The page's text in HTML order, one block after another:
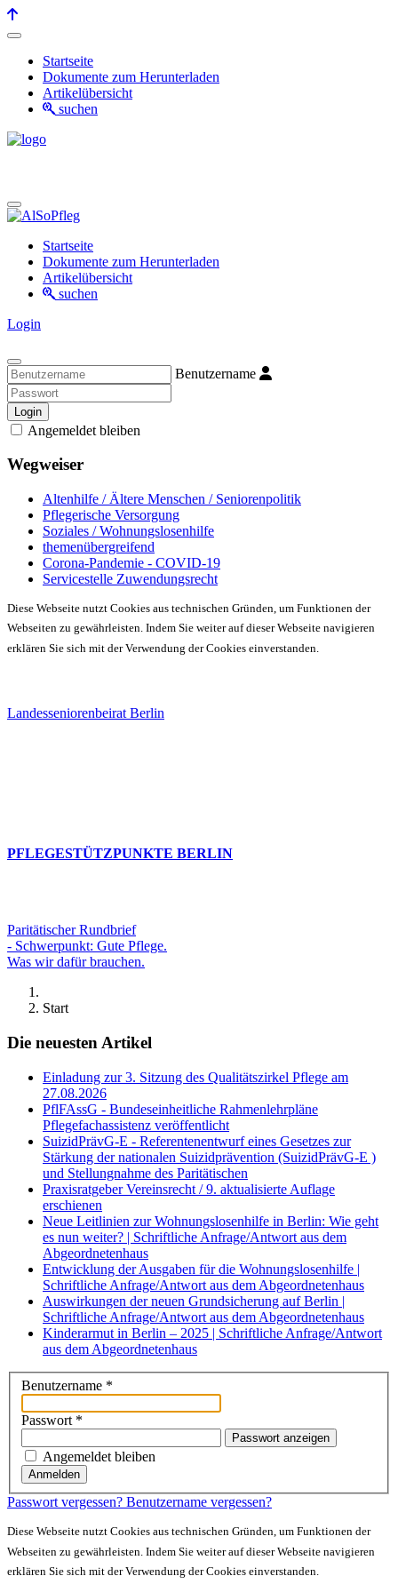
Startseite
Dokumente zum Herunterladen
Artikelübersicht
suchen
Startseite
Dokumente zum Herunterladen
Artikelübersicht
suchen
Login
Benutzername
Login
Angemeldet bleiben
Wegweiser
Altenhilfe / Ältere Menschen / Seniorenpolitik
Pflegerische Versorgung
Soziales / Wohnungslosenhilfe
themenübergreifend
Corona-Pandemie - COVID-19
Servicestelle Zuwendungsrecht
Diese Webseite nutzt Cookies aus technischen Gründen, um Funktionen der
Webseiten zu gewährleisten. Indem Sie weiter auf dieser Webseite navigieren
erklären Sie sich mit der Verwendung der Cookies einverstanden.
Landesseniorenbeirat Berlin
PFLEGESTÜTZPUNKTE BERLIN
Paritätischer Rundbrief
- Schwerpunkt: Gute Pflege.
Was wir dafür brauchen.
Start
Die neuesten Artikel
Einladung zur 3. Sitzung des Qualitätszirkel Pflege am
27.08.2026
PflFAssG - Bundeseinheitliche Rahmenlehrpläne
Pflegefachassistenz veröffentlicht
SuizidPrävG-E - Referentenentwurf eines Gesetzes zur
Stärkung der nationalen Suizidprävention (SuizidPrävG-E )
und Stellungnahme des Paritätischen
Praxisratgeber Vereinsrecht / 9. aktualisierte Auflage
erschienen
Neue Leitlinien zur Wohnungslosenhilfe in Berlin: Wie geht
es nun weiter? | Schriftliche Anfrage/Antwort aus dem
Abgeordnetenhaus
Entwicklung der Ausgaben für die Wohnungslosenhilfe |
Schriftliche Anfrage/Antwort aus dem Abgeordnetenhaus
Auswirkungen der neuen Grundsicherung auf Berlin |
Schriftliche Anfrage/Antwort aus dem Abgeordnetenhaus
Kinderarmut in Berlin – 2025 | Schriftliche Anfrage/Antwort
aus dem Abgeordnetenhaus
Benutzername *
Passwort *
Passwort anzeigen
Angemeldet bleiben
Anmelden
Passwort vergessen? Benutzername vergessen?
Diese Webseite nutzt Cookies aus technischen Gründen, um Funktionen der
Webseiten zu gewährleisten. Indem Sie weiter auf dieser Webseite navigieren
erklären Sie sich mit der Verwendung der Cookies einverstanden.